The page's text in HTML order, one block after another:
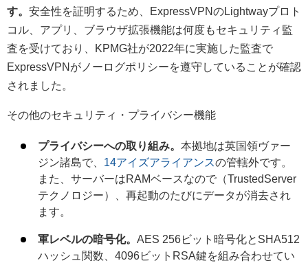
す。 安全性を証明するため、ExpressVPNのLightwayプロト
コル、アプリ、ブラウザ拡張機能は何度もセキュリティ監
査を受けており、KPMG社が2022年に実施した監査で
ExpressVPNがノーログポリシーを遵守していることが確認
されました。
その他のセキュリティ・プライバシー機能
プライバシーへの取り組み。 本拠地は英国領ヴァー
ジン諸島で、 14アイズアライアンスの管轄外です。
また、サーバーはRAMベースなので（TrustedServer
テクノロジー）、再起動のたびにデータが消去され
ます。
軍レベルの暗号化。 AES 256ビット暗号化とSHA512
ハッシュ関数、4096ビットRSA鍵を組み合わせてい